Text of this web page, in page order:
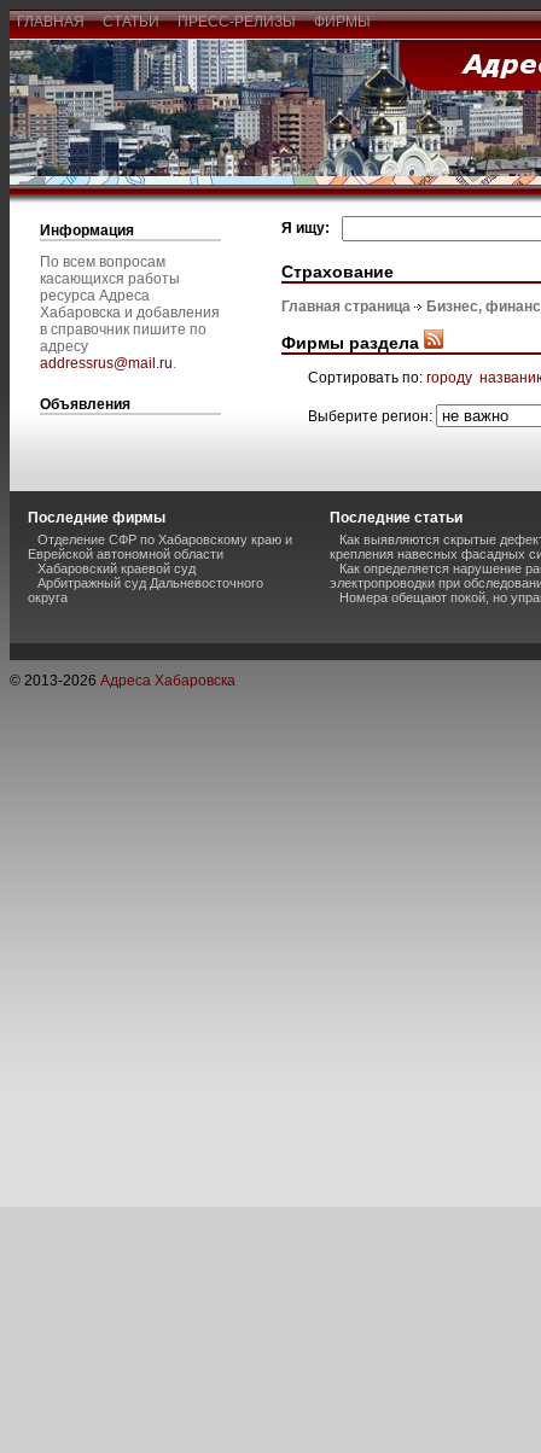
ГЛАВНАЯ СТАТЬИ ПРЕСС-РЕЛИЗЫ ФИРМЫ
Информация
По всем вопросам
касающихся работы
ресурса Адреса
Хабаровска и добавления
в справочник пишите по
адресу
addressrus@mail.ru.
Объявления
Я ищу:
Страхование
Главная страница Бизнес,
Фирмы раздела
Сортировать по: городу
Выберите регион:
Последние фирмы
Отделение СФР по Хабаровскому краю и
Еврейской автономной области
Хабаровский краевой суд
Арбитражный суд Дальневосточного
округа
Последние статьи
Как выявляются скрытые
крепления навесных фасадных
Как определяется нарушение
электропроводки при
Номера обещают покой, но
© 2013-2026 Адреса Хабаровска